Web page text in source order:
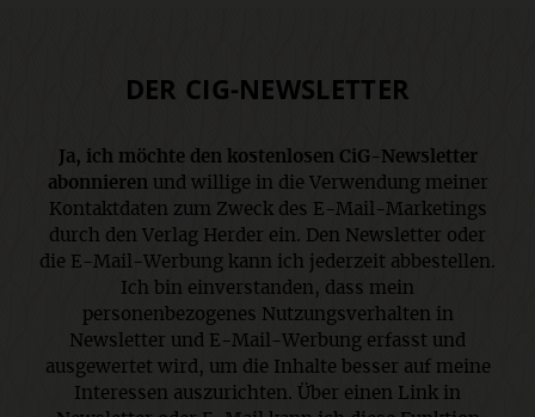
DER CIG-NEWSLETTER
Ja, ich möchte den kostenlosen CiG-Newsletter
abonnierenund willige in die Verwendung meiner
Kontaktdaten zum Zweck des E-Mail-Marketings
durch den Verlag Herder ein. Den Newsletter oder
die E-Mail-Werbung kann ich jederzeit abbestellen.
Ich bin einverstanden, dass mein
personenbezogenes Nutzungsverhalten in
Newsletter und E-Mail-Werbung erfasst und
ausgewertet wird, um die Inhalte besser auf meine
Interessen auszurichten. Über einen Link in